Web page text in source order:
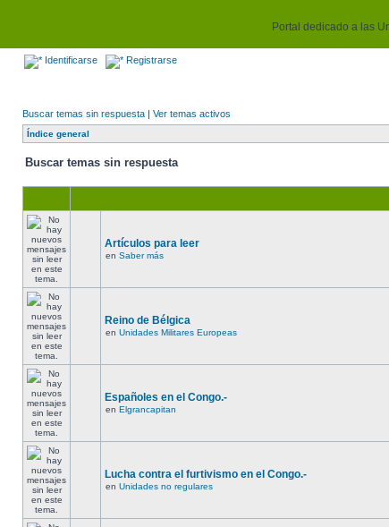
Portal dedicado a las
Identificarse Registrarse
Buscar temas sin respuesta | Ver temas activos
Índice general
Buscar temas sin respuesta
Artículos para leer
en Saber más
Reino de Bélgica
en Unidades Militares Europeas
Españoles en el Congo.-
en Elgrancapitan
Lucha contra el furtivismo en el Congo.-
en Unidades no regulares